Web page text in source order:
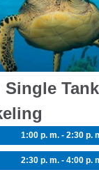
1:00 p. m. - 2:30 p.
2:30 p. m. - 4:00 p.